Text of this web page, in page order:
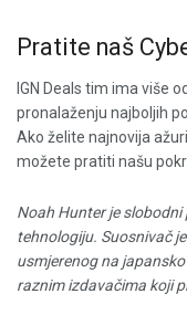
Pratite naš
IGN Deals tim ima više
pronalaženju najboljih
Ako želite najnovija
možete pratiti našu
Noah Hunter je
tehnologiju. Suosnivač
usmjerenog na
raznim izdavačima koji